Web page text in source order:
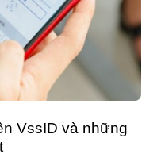
VssID và những